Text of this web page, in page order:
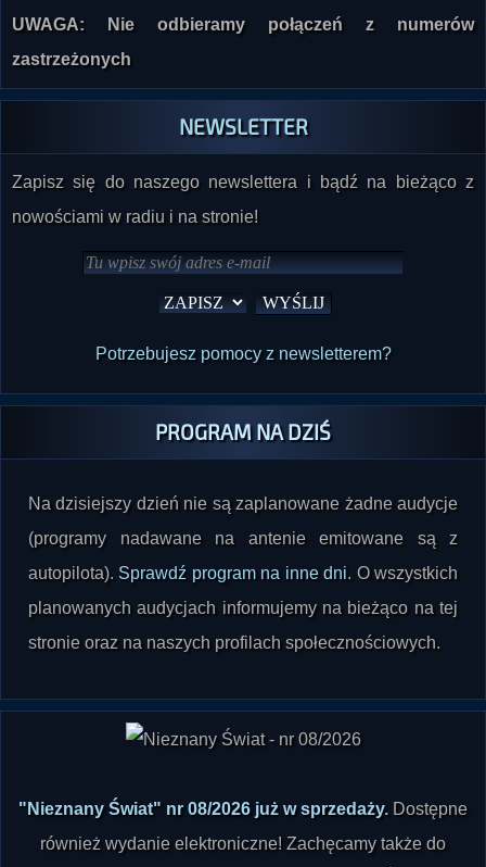
UWAGA: Nie odbieramy połączeń z numerów
zastrzeżonych
NEWSLETTER
Zapisz się do naszego newslettera i bądź na bieżąco z
nowościami w radiu i na stronie!
Potrzebujesz pomocy z newsletterem?
PROGRAM NA DZIŚ
Na dzisiejszy dzień nie są zaplanowane żadne audycje
(programy nadawane na antenie emitowane są z
autopilota). Sprawdź program na inne dni. O wszystkich
planowanych audycjach informujemy na bieżąco na tej
stronie oraz na naszych profilach społecznościowych.
"Nieznany Świat" nr 08/2026 już w sprzedaży. Dostępne
również wydanie elektroniczne! Zachęcamy także do